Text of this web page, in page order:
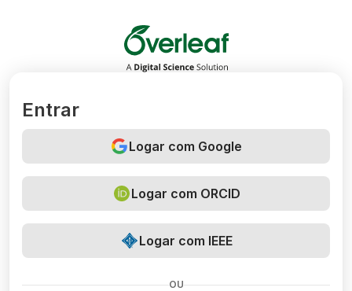
Overleaf
Entrar
Logar com Google
Logar com ORCID
Logar com IEEE
OU